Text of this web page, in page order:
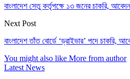
বাংলাদেশ সেতু কর্তৃপক্ষে ১৩ জনের চাকরি,
Next Post
বাংলাদেশ তাঁত বোর্ডে ‘ড্রাইভার’ পদে চাকরি,
You might also like More from author
Latest News